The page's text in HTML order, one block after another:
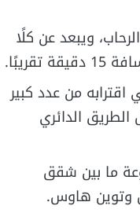
ويبعد عن كلًا
من عدد كبير
الدائري
ما بين شقق
وتوين هاوس.